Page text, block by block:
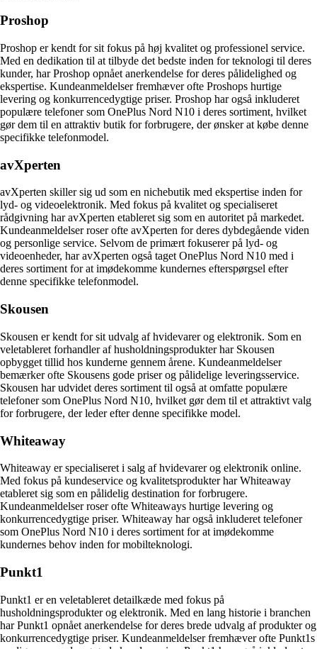
Proshop
Proshop er kendt for sit fokus på høj kvalitet og professionel service.
Med en dedikation til at tilbyde det bedste inden for teknologi til deres
kunder, har Proshop opnået anerkendelse for deres pålidelighed og
ekspertise. Kundeanmeldelser fremhæver ofte Proshops hurtige
levering og konkurrencedygtige priser. Proshop har også inkluderet
populære telefoner som OnePlus Nord N10 i deres sortiment, hvilket
gør dem til en attraktiv butik for forbrugere, der ønsker at købe denne
specifikke telefonmodel.
avXperten
avXperten skiller sig ud som en nichebutik med ekspertise inden for
lyd- og videoelektronik. Med fokus på kvalitet og specialiseret
rådgivning har avXperten etableret sig som en autoritet på markedet.
Kundeanmeldelser roser ofte avXperten for deres dybdegående viden
og personlige service. Selvom de primært fokuserer på lyd- og
videoenheder, har avXperten også taget OnePlus Nord N10 med i
deres sortiment for at imødekomme kundernes efterspørgsel efter
denne specifikke telefonmodel.
Skousen
Skousen er kendt for sit udvalg af hvidevarer og elektronik. Som en
veletableret forhandler af husholdningsprodukter har Skousen
opbygget tillid hos kunderne gennem årene. Kundeanmeldelser
bemærker ofte Skousens gode priser og pålidelige leveringsservice.
Skousen har udvidet deres sortiment til også at omfatte populære
telefoner som OnePlus Nord N10, hvilket gør dem til et attraktivt valg
for forbrugere, der leder efter denne specifikke model.
Whiteaway
Whiteaway er specialiseret i salg af hvidevarer og elektronik online.
Med fokus på kundeservice og kvalitetsprodukter har Whiteaway
etableret sig som en pålidelig destination for forbrugere.
Kundeanmeldelser roser ofte Whiteaways hurtige levering og
konkurrencedygtige priser. Whiteaway har også inkluderet telefoner
som OnePlus Nord N10 i deres sortiment for at imødekomme
kundernes behov inden for mobilteknologi.
Punkt1
Punkt1 er en veletableret detailkæde med fokus på
husholdningsprodukter og elektronik. Med en lang historie i branchen
har Punkt1 opnået anerkendelse for deres brede udvalg af produkter og
konkurrencedygtige priser. Kundeanmeldelser fremhæver ofte Punkt1s